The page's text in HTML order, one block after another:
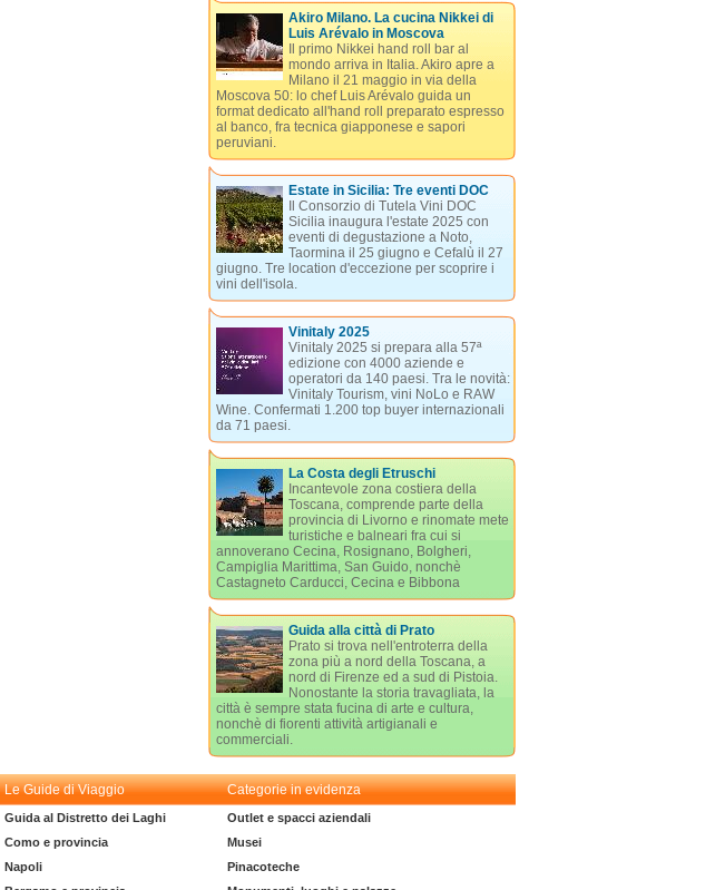
Akiro Milano. La cucina Nikkei di
Luis Arévalo in Moscova
Il primo Nikkei hand roll bar al
mondo arriva in Italia. Akiro apre a
Milano il 21 maggio in via della
Moscova 50: lo chef Luis Arévalo guida un
format dedicato all'hand roll preparato espresso
al banco, fra tecnica giapponese e sapori
peruviani.
Estate in Sicilia: Tre eventi DOC
Il Consorzio di Tutela Vini DOC
Sicilia inaugura l'estate 2025 con
eventi di degustazione a Noto,
Taormina il 25 giugno e Cefalù il 27
giugno. Tre location d'eccezione per scoprire i
vini dell'isola.
Vinitaly 2025
Vinitaly 2025 si prepara alla 57ª
edizione con 4000 aziende e
operatori da 140 paesi. Tra le novità:
Vinitaly Tourism, vini NoLo e RAW
Wine. Confermati 1.200 top buyer internazionali
da 71 paesi.
La Costa degli Etruschi
Incantevole zona costiera della
Toscana, comprende parte della
provincia di Livorno e rinomate mete
turistiche e balneari fra cui si
annoverano Cecina, Rosignano, Bolgheri,
Campiglia Marittima, San Guido, nonchè
Castagneto Carducci, Cecina e Bibbona
Guida alla città di Prato
Prato si trova nell'entroterra della
zona più a nord della Toscana, a
nord di Firenze ed a sud di Pistoia.
Nonostante la storia travagliata, la
città è sempre stata fucina di arte e cultura,
nonchè di fiorenti attività artigianali e
commerciali.
Le Guide di Viaggio Categorie in evidenza
Guida al Distretto dei Laghi
Como e provincia
Napoli
Outlet e spacci aziendali
Musei
Pinacoteche